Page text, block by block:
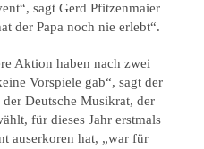
sagt Gerd Pfitzenmaier
der Papa noch nie erlebt“.
Aktion haben nach zwei
Vorspiele gab“, sagt der
Deutsche Musikrat, der
für dieses Jahr erstmals
auserkoren hat, „war für